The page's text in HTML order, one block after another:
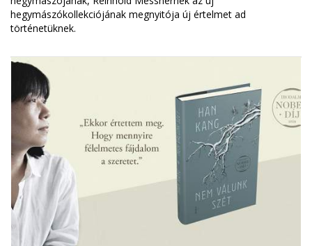
hegymászókollekciójának megnyitója új értelmet ad
történetüknek.